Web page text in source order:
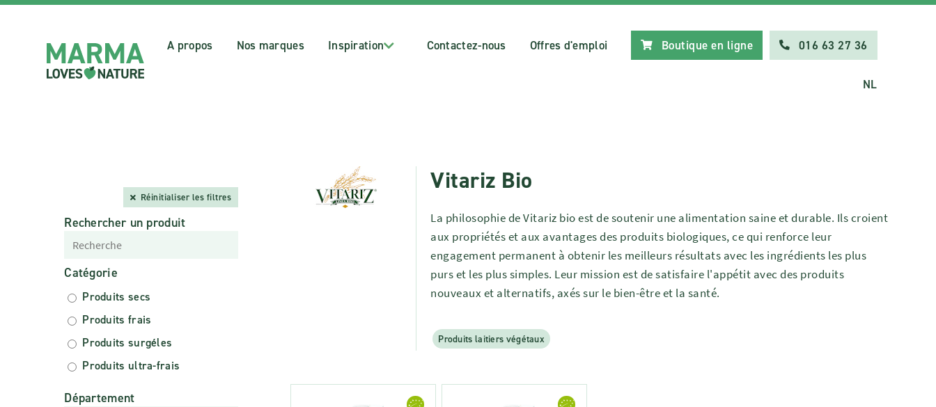
A propos Nos marques Inspiration Contactez-nous Offres d'emploi Boutique en ligne 016 63 27 36
NL
Réinitialiser les filtres
Rechercher un produit
Catégorie
Produits secs
Produits frais
Produits surgéles
Produits ultra-frais
Département
Vitariz Bio
La philosophie de Vitariz bio est de soutenir une alimentation saine et durable. Ils croient
aux propriétés et aux avantages des produits biologiques, ce qui renforce leur
engagement permanent à obtenir les meilleurs résultats avec les ingrédients les plus
purs et les plus simples. Leur mission est de satisfaire l'appétit avec des produits
nouveaux et alternatifs, axés sur le bien-être et la santé.
Produits laitiers végétaux